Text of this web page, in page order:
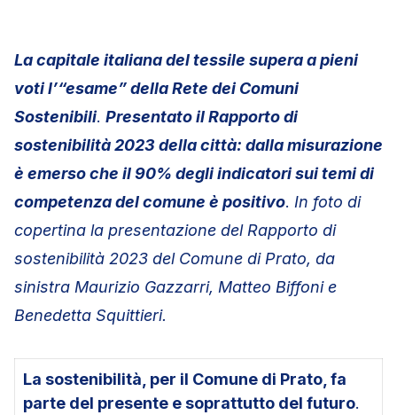
La capitale italiana del tessile supera a pieni
voti l’“esame” della Rete dei Comuni
Sostenibili. Presentato il Rapporto di
sostenibilità 2023 della città: dalla misurazione
è emerso che il 90% degli indicatori sui temi di
competenza del comune è positivo. In foto di
copertina la presentazione del Rapporto di
sostenibilità 2023 del Comune di Prato, da
sinistra Maurizio Gazzarri, Matteo Biffoni e
Benedetta Squittieri.
La sostenibilità, per il Comune di Prato, fa
parte del presente e soprattutto del futuro.